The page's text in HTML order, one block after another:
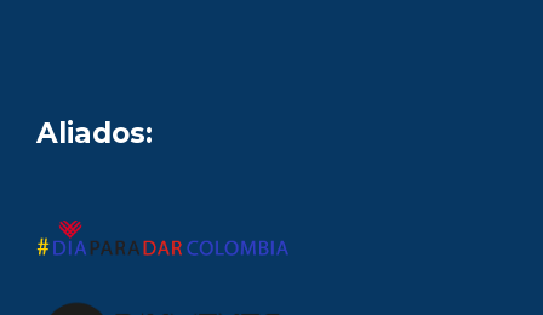
Aliados: